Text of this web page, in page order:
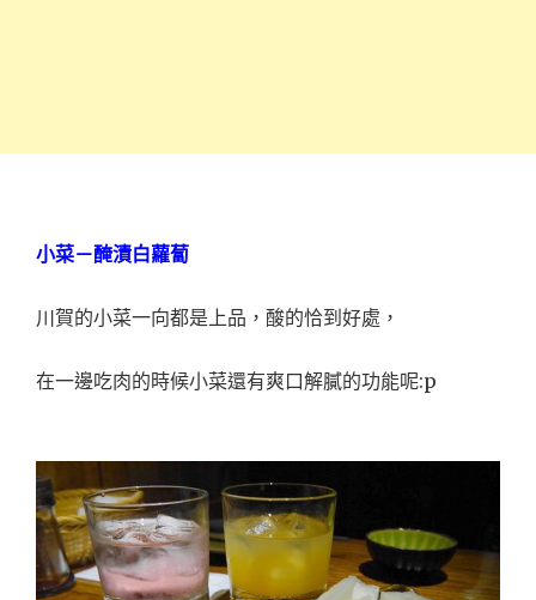
小菜－醃漬白蘿蔔
川賀的小菜一向都是上品，酸的恰到好處，
在一邊吃肉的時候小菜還有爽口解膩的功能呢:p